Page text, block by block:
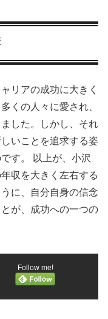
リアの成功に大きく
くの人々に愛され、
した。しかし、それ
いことを追求する姿
す。 以上が、小沢
収を大きく左右する
に、自分自身の信念
が、成功への一つの
Follow me!